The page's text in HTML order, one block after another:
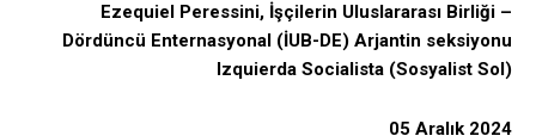
Ezequiel Peressini, İşçilerin Uluslararası Birliği –
Dördüncü Enternasyonal (İUB-DE) Arjantin seksiyonu
Izquierda Socialista (Sosyalist Sol)
05 Aralık 2024